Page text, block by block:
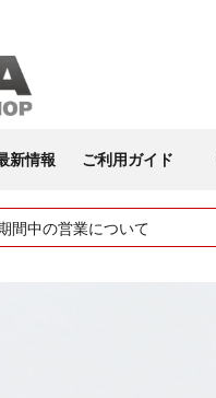
新情報 ご利用ガイド
間中の営業について